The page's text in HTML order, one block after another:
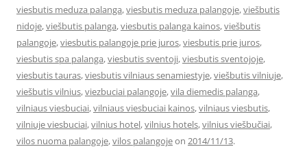
viesbutis meduza palanga,viesbutis meduza palangoje,viešbutis
nidoje,viešbutis palanga,viesbutis palanga kainos,viešbutis
palangoje,viesbutis palangoje prie juros,viesbutis prie juros,
viesbutis spa palanga,viesbutis sventoji,viesbutis sventojoje,
viesbutis tauras,viesbutis vilniaus senamiestyje,viešbutis vilniuje,
viešbutis vilnius,viezbuciai palangoje,vila diemedis palanga,
vilniaus viesbuciai,vilniaus viesbuciai kainos,vilniaus viesbutis,
vilniuje viesbuciai,vilnius hotel,vilnius hotels,vilnius viešbučiai,
vilos nuoma palangoje,vilos palangojeon 2014/11/13.